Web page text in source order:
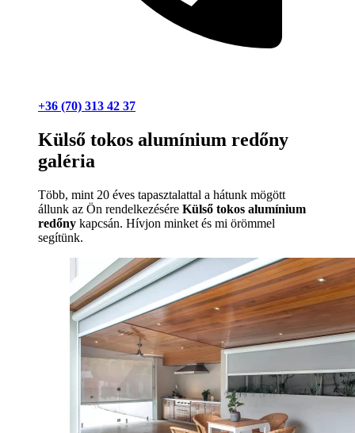
+36 (70) 313 42 37
Külső tokos alumínium redőny
galéria
Több, mint 20 éves tapasztalattal a hátunk mögött
állunk az Ön rendelkezésére Külső tokos alumínium
redőny kapcsán. Hívjon minket és mi örömmel
segítünk.